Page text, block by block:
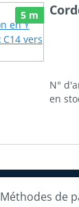
5 m
N°
en
Méthodes de